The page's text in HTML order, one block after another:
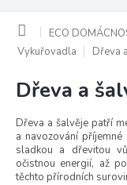
Domů ECO
Vykuřovadla
Dřeva
Dřeva a
Dřeva a šalvěje patří
a navozování
sladkou a dřevitou
očistnou energií, až
těchto přírodních